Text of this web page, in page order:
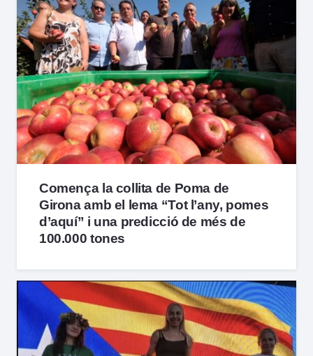
Comença la collita de Poma de
Girona amb el lema “Tot l’any, pomes
d’aquí” i una predicció de més de
100.000 tones